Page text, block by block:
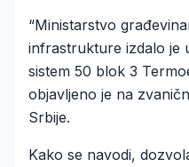
“Ministarstvo
infrastrukture izdalo je
sistem 50 blok 3
objavljeno je na
Srbije.
Kako se navodi,